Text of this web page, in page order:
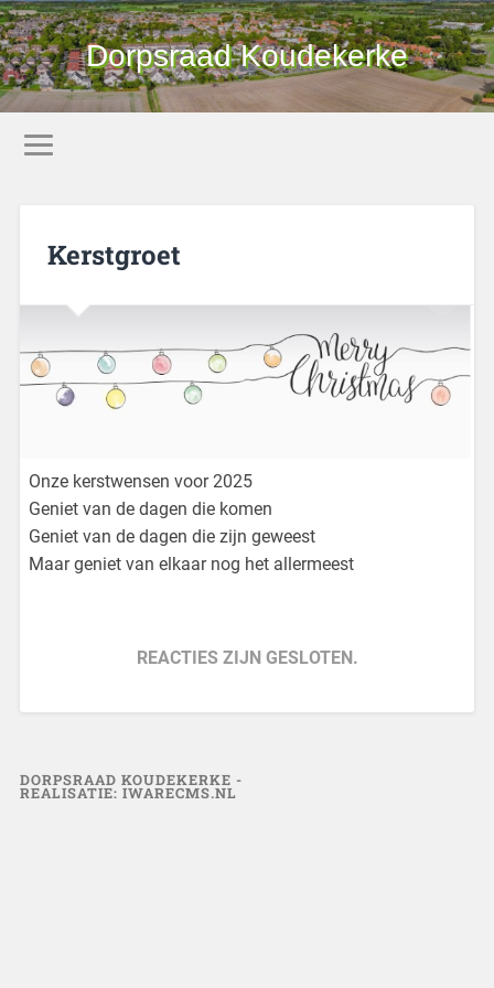
Dorpsraad Koudekerke
Kerstgroet
Onze kerstwensen voor 2025
Geniet van de dagen die komen
Geniet van de dagen die zijn geweest
Maar geniet van elkaar nog het allermeest
REACTIES ZIJN GESLOTEN.